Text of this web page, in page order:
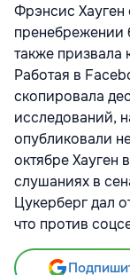
Фрэнсис Хауген
пренебрежении
также призвала
Работая в
скопировала
исследований,
опубликовали
октябре Хауген
слушаниях в
Цукерберг дал
что против